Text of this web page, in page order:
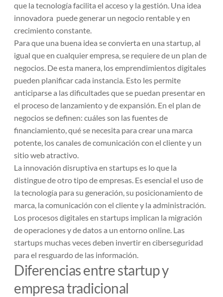
que la tecnología facilita el acceso y la gestión. Una idea
innovadora puede generar un negocio rentable y en
crecimiento constante.
Para que una buena idea se convierta en una startup, al
igual que en cualquier empresa, se requiere de un plan de
negocios. De esta manera, los emprendimientos digitales
pueden planificar cada instancia. Esto les permite
anticiparse a las dificultades que se puedan presentar en
el proceso de lanzamiento y de expansión. En el plan de
negocios se definen: cuáles son las fuentes de
financiamiento, qué se necesita para crear una marca
potente, los canales de comunicación con el cliente y un
sitio web atractivo.
La innovación disruptiva en startups es lo que la
distingue de otro tipo de empresas. Es esencial el uso de
la tecnología para su generación, su posicionamiento de
marca, la comunicación con el cliente y la administración.
Los procesos digitales en startups implican la migración
de operaciones y de datos a un entorno online. Las
startups muchas veces deben invertir en ciberseguridad
para el resguardo de las información.
Diferencias entre startup y
empresa tradicional